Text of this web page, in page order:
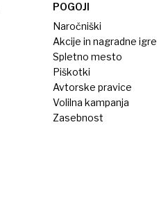
POGOJI
Naročniški
Akcije in nagradne igre
Spletno mesto
Piškotki
Avtorske pravice
Volilna kampanja
Zasebnost